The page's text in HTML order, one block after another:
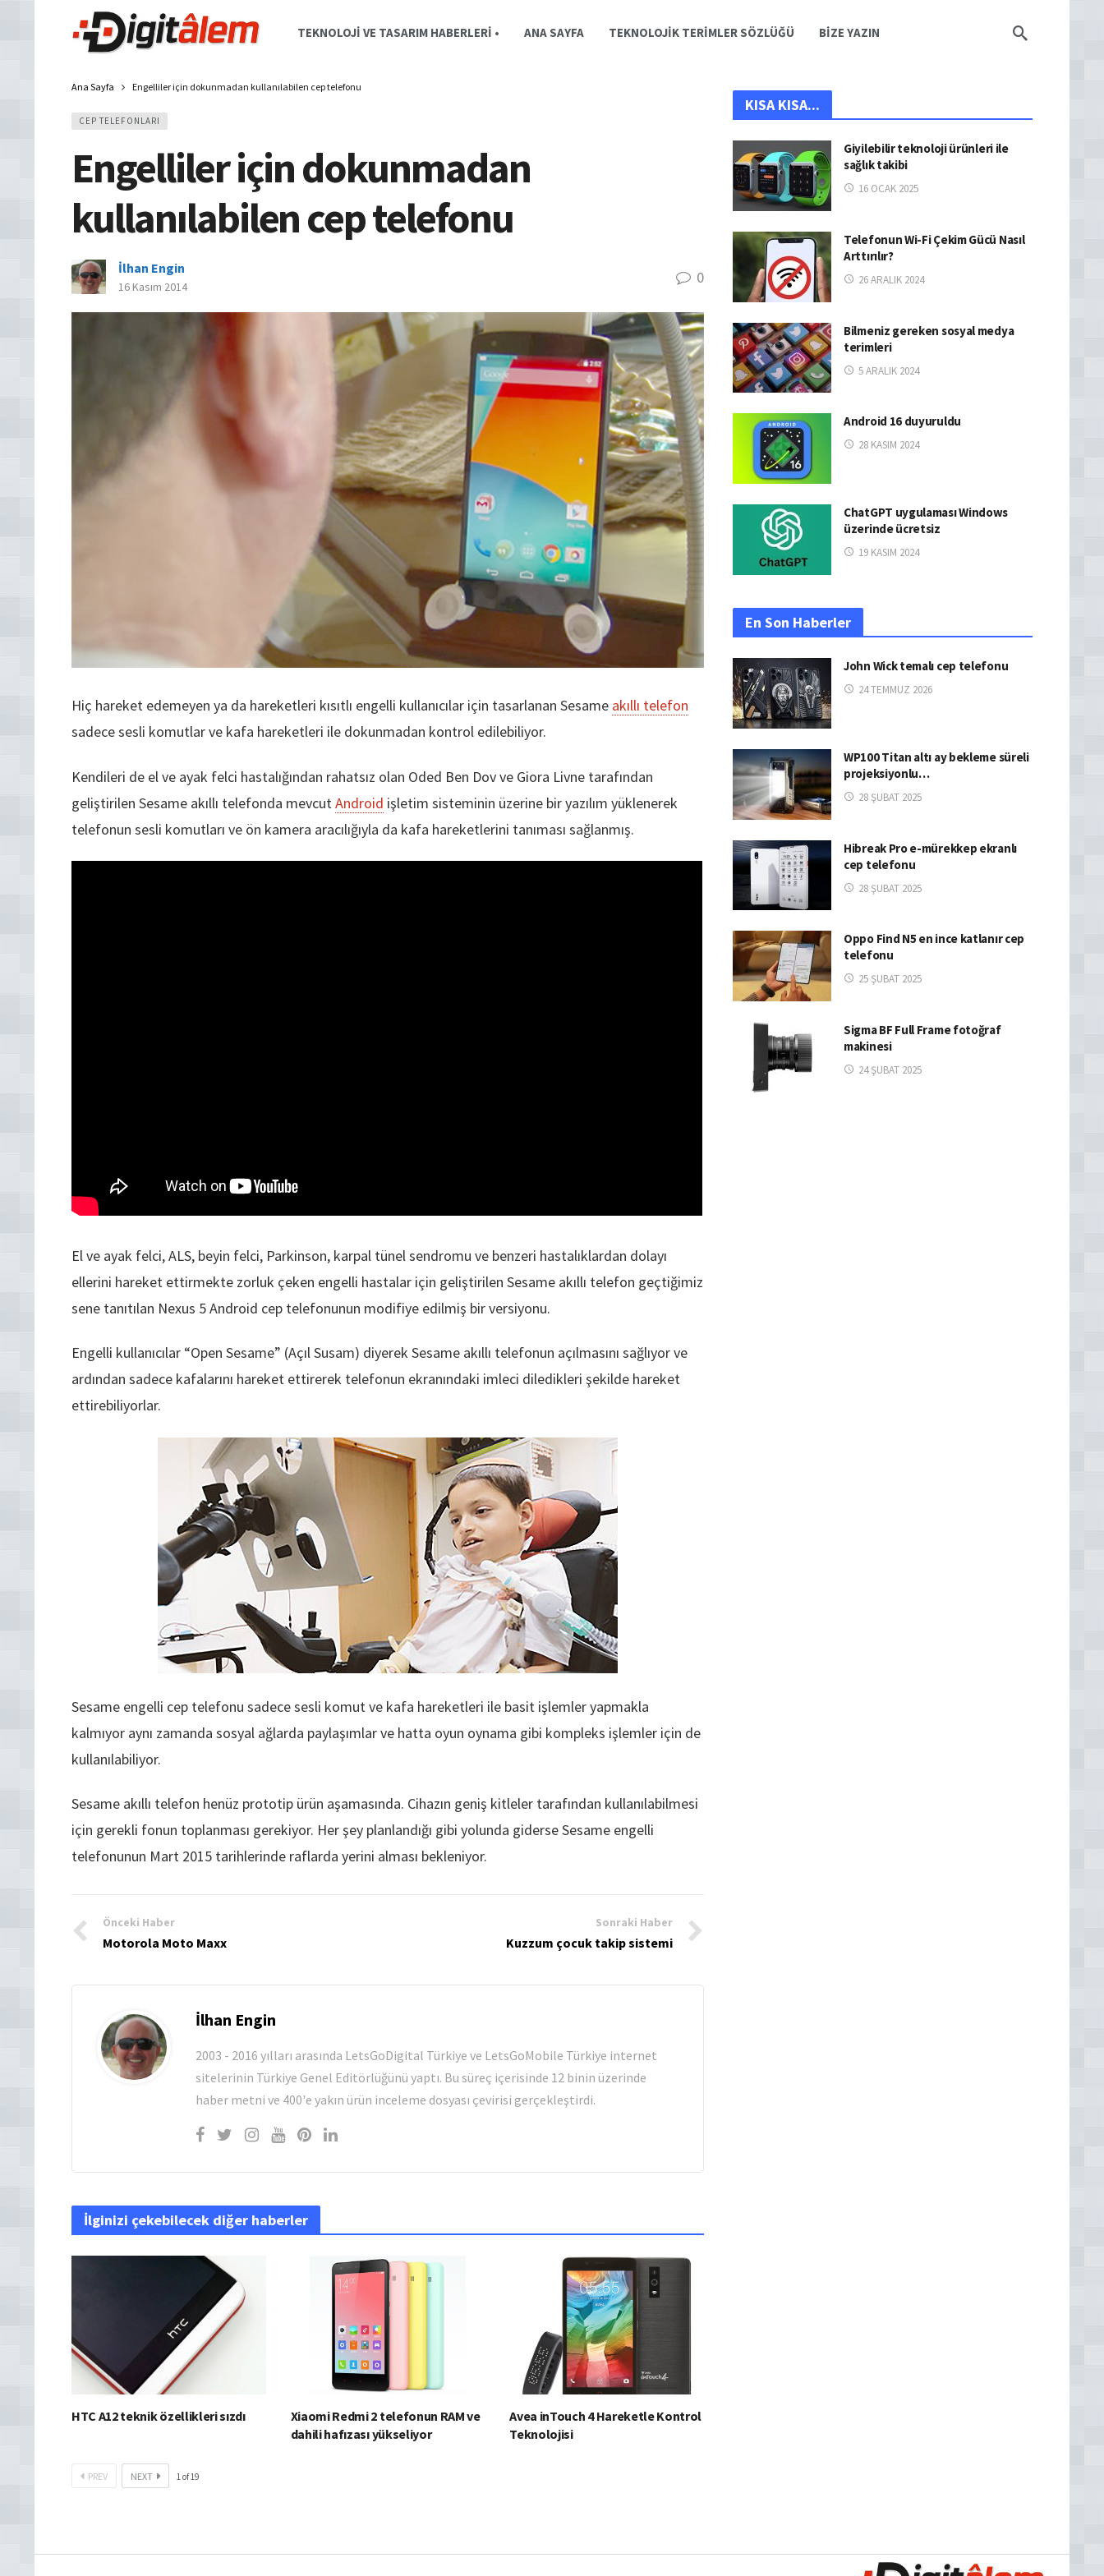
TEKNOLOJI VE TASARIM HABERLERI • ANA SAYFA TEKNOLOJIK TERIMLER SÖZLÜĞÜ BIZE YAZIN
Ana Sayfa Engelliler için dokunmadan kullanılabilen cep telefonu
CEP TELEFONLARI
Engelliler için dokunmadan
kullanılabilen cep telefonu
İlhan Engin
16 Kasım 2014 0
Hiç hareket edemeyen ya da hareketleri kısıtlı engelli kullanıcılar için tasarlanan Sesame akıllı telefon
sadece sesli komutlar ve kafa hareketleri ile dokunmadan kontrol edilebiliyor.
Kendileri de el ve ayak felci hastalığından rahatsız olan Oded Ben Dov ve Giora Livne tarafından
geliştirilen Sesame akıllı telefonda mevcutAndroid işletim sisteminin üzerine bir yazılım yüklenerek
telefonun sesli komutları ve ön kamera aracılığıyla da kafa hareketlerini tanıması sağlanmış.
El ve ayak felci, ALS, beyin felci, Parkinson, karpal tünel sendromu ve benzeri hastalıklardan dolayı
ellerini hareket ettirmekte zorluk çeken engelli hastalar için geliştirilen Sesame akıllı telefon geçtiğimiz
sene tanıtılan Nexus 5 Android cep telefonunun modifiye edilmiş bir versiyonu.
Engelli kullanıcılar “Open Sesame” (Açıl Susam) diyerek Sesame akıllı telefonun açılmasını sağlıyor ve
ardından sadece kafalarını hareket ettirerek telefonun ekranındaki imleci diledikleri şekilde hareket
ettirebiliyorlar.
Sesame engelli cep telefonu sadece sesli komut ve kafa hareketleri ile basit işlemler yapmakla
kalmıyor aynı zamanda sosyal ağlarda paylaşımlar ve hatta oyun oynama gibi kompleks işlemler için de
kullanılabiliyor.
Sesame akıllı telefon henüz prototip ürün aşamasında. Cihazın geniş kitleler tarafından kullanılabilmesi
için gerekli fonun toplanması gerekiyor. Her şey planlandığı gibi yolunda giderse Sesame engelli
telefonunun Mart 2015 tarihlerinde raflarda yerini alması bekleniyor.
Önceki Haber
Motorola Moto Maxx
Sonraki Haber
Kuzzum çocuk takip sistemi
İlhan Engin
2003 - 2016 yılları arasında LetsGoDigital Türkiye ve LetsGoMobile Türkiye internet
sitelerinin Türkiye Genel Editörlüğünü yaptı. Bu süreç içerisinde 12 binin üzerinde
haber metni ve 400'e yakın ürün inceleme dosyası çevirisi gerçekleştirdi.
İlginizi çekebilecek diğer haberler
HTC A12 teknik özellikleri sızdı
Xiaomi Redmi 2 telefonun RAM ve
dahili hafızası yükseliyor
Avea inTouch 4 Hareketle Kontrol
Teknolojisi
PREV NEXT 1of19
KISA KISA...
Giyilebilir teknoloji ürünleri ile
sağlık takibi
16 OCAK 2025
Telefonun Wi-Fi Çekim Gücü Nasıl
Arttırılır?
26 ARALIK 2024
Bilmeniz gereken sosyal medya
terimleri
5 ARALIK 2024
Android 16 duyuruldu
28 KASIM 2024
ChatGPT uygulaması Windows
üzerinde ücretsiz
19 KASIM 2024
En Son Haberler
John Wick temalı cep telefonu
24 TEMMUZ 2026
WP100 Titan altı ay bekleme süreli
projeksiyonlu…
28 ŞUBAT 2025
Hibreak Pro e-mürekkep ekranlı
cep telefonu
28 ŞUBAT 2025
Oppo Find N5 en ince katlanır cep
telefonu
25 ŞUBAT 2025
Sigma BF Full Frame fotoğraf
makinesi
24 ŞUBAT 2025